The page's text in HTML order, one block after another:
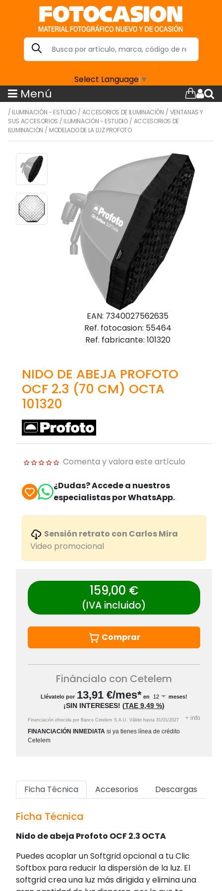
Select Language ▼
Menú
/ ILUMINACIÓN - ESTUDIO/ ACCESORIOS DE ILUMINACIÓN / VENTANAS Y
SUS ACCESORIOS / ILUMINACIÓN - ESTUDIO/ ACCESORIOS DE
ILUMINACIÓN / MODELADO DE LA LUZ PROFOTO
EAN: 7340027562635
Ref. fotocasion: 55464
Ref. fabricante: 101320
NIDO DE ABEJA PROFOTO
OCF 2.3 (70 CM) OCTA
101320
Comenta y valora este artículo
¿Dudas? Accede a nuestros
especialistas por WhatsApp.
Sensión retrato con Carlos Mira
Video promocional
159,00 €
(IVA incluido)
Comprar
Fináncialo con Cetelem
Llévatelo por 13,91 €/mes* en meses!
¡SIN INTERESES! (TAE 9,49 %)
Financiación ofrecida por Banco Cetelem S.A.U. Válido hasta 31/01/2027 + info
FINANCIACIÓN INMEDIATA si ya tienes línea de crédito
Cetelem
Ficha Técnica Accesorios Descargas
Ficha Técnica
Nido de abeja Profoto OCF 2.3 OCTA
Puedes acoplar un Softgrid opcional a tu Clic
Softbox para reducir la dispersión de la luz. El
softgrid crea una luz más dirigida y elimina una